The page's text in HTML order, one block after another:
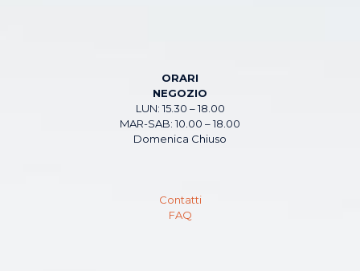
ORARI
NEGOZIO
LUN: 15.30 – 18.00
MAR-SAB: 10.00 – 18.00
Domenica Chiuso
Contatti
FAQ